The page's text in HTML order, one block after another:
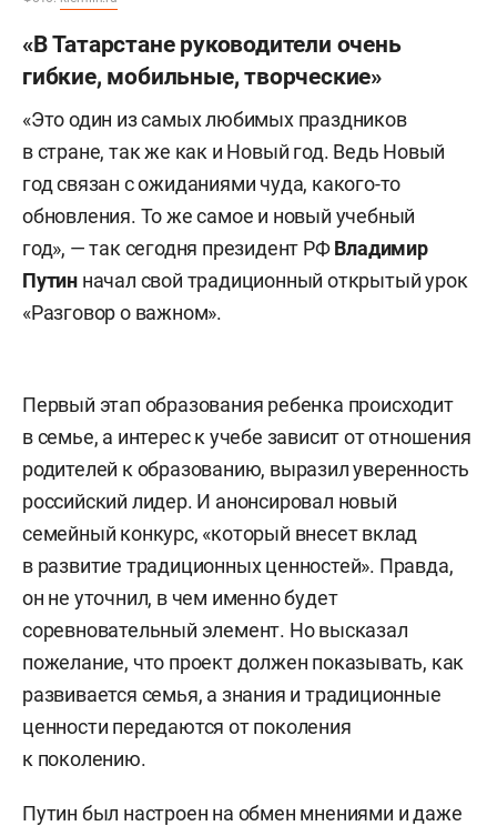
«В Татарстане руководители очень
гибкие, мобильные, творческие»
«Это один из самых любимых праздников
в стране, так же как и Новый год. Ведь Новый
год связан с ожиданиями чуда, какого-то
обновления. То же самое и новый учебный
год», — так сегодня президент РФВладимир
Путин начал свой традиционный открытый урок
«Разговор о важном».
Первый этап образования ребенка происходит
в семье, а интерес к учебе зависит от отношения
родителей к образованию, выразил уверенность
российский лидер. И анонсировал новый
семейный конкурс, «который внесет вклад
в развитие традиционных ценностей». Правда,
он не уточнил, в чем именно будет
соревновательный элемент. Но высказал
пожелание, что проект должен показывать, как
развивается семья, а знания и традиционные
ценности передаются от поколения
к поколению.
Путин был настроен на обмен мнениями и даже